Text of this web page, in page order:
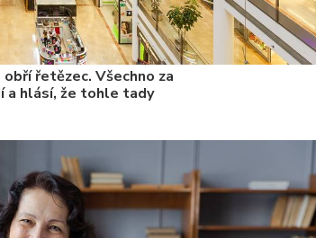
řetězec. Všechno za
a hlásí, že tohle tady